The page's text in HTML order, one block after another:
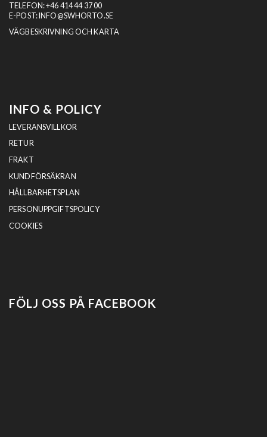
TELEFON:+46 414 44 37 00
E-POST: INFO@SWHORTO.SE
VÄGBESKRIVNING OCH KARTA
INFO & POLICY
LEVERANSVILLKOR
RETUR
FRAKT
KUNDFÖRSÄKRAN
HÅLLBARHETSPLAN
PERSONUPPGIFTSPOLICY
COOKIES
FÖLJ OSS PÅ FACEBOOK